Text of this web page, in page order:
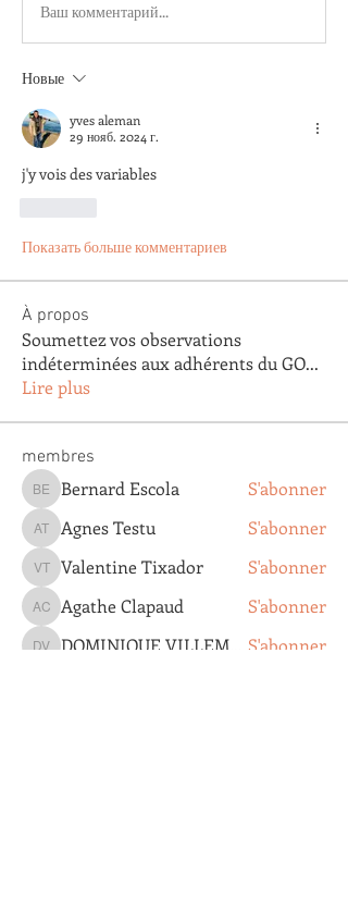
Ваш комментарий...
Новые
yves aleman
29 нояб. 2024 г.
j'y vois des variables
Показать больше комментариев
À propos
Soumettez vos observations
indéterminées aux adhérents du GO...
Lire plus
membres
Bernard Escola
Bernard Escola S'abonner
Agnes Testu
Agnes Testu S'abonner
Valentine Tixador
Valentine Tixador S'abonner
Agathe Clapaud
Agathe Clapaud S'abonner
DOMINIQUE VILLEMOT
S'abonner